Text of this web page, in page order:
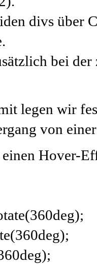
divs über
bei
legen wir
von
Hover-